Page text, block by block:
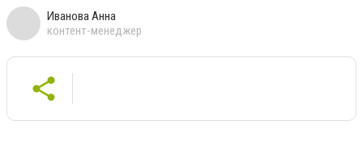
Иванова Анна
контент-менеджер